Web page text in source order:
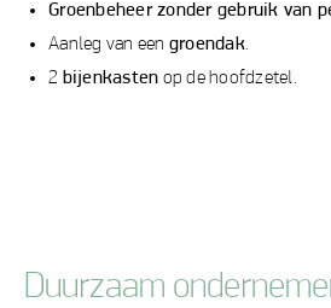
Groenbeheer zonder gebruik van
Aanleg van een groendak.
2 bijenkasten op de hoofdzetel.
Duurzaam